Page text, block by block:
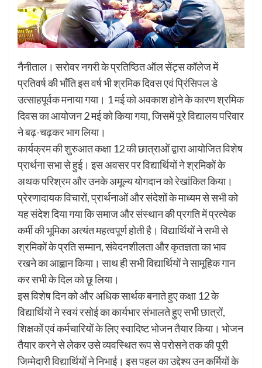
नैनीताल। सरोवर नगरी के प्रतिष्ठित ऑल सेंट्स कॉलेज में
प्रतिवर्ष की भाँति इस वर्ष भी श्रमिक दिवस एवं प्रिंसिपल डे
उत्साहपूर्वक मनाया गया। 1 मई को अवकाश होने के कारण श्रमिक
दिवस का आयोजन 2 मई को किया गया, जिसमें पूरे विद्यालय परिवार
ने बढ़-चढ़कर भाग लिया।
कार्यक्रम की शुरुआत कक्षा 12 की छात्राओं द्वारा आयोजित विशेष
प्रार्थना सभा से हुई। इस अवसर पर विद्यार्थियों ने श्रमिकों के
अथक परिश्रम और उनके अमूल्य योगदान को रेखांकित किया।
प्रेरणादायक विचारों, प्रार्थनाओं और संदेशों के माध्यम से सभी को
यह संदेश दिया गया कि समाज और संस्थान की प्रगति में प्रत्येक
कर्मी की भूमिका अत्यंत महत्वपूर्ण होती है। विद्यार्थियों ने सभी से
श्रमिकों के प्रति सम्मान, संवेदनशीलता और कृतज्ञता का भाव
रखने का आह्वान किया। साथ ही सभी विद्यार्थियों ने सामूहिक गान
कर सभी के दिल को छू लिया।
इस विशेष दिन को और अधिक सार्थक बनाते हुए कक्षा 12 के
विद्यार्थियों ने स्वयं रसोई का कार्यभार संभालते हुए सभी छात्रों,
शिक्षकों एवं कर्मचारियों के लिए स्वादिष्ट भोजन तैयार किया। भोजन
तैयार करने से लेकर उसे व्यवस्थित रूप से परोसने तक की पूरी
जिम्मेदारी विद्यार्थियों ने निभाई। इस पहल का उद्देश्य उन कर्मियों के